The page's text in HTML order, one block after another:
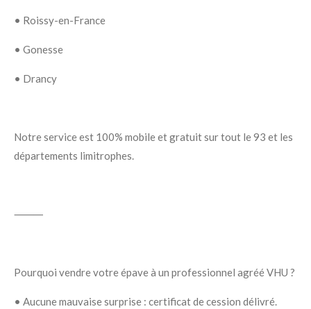
• Roissy-en-France
• Gonesse
• Drancy
Notre service est 100% mobileetgratuitsur tout le93 et les
départements limitrophes.
⸻
Pourquoi vendre votre épave à un professionnel agréé VHU ?
• Aucune mauvaise surprise : certificat de cession délivré.